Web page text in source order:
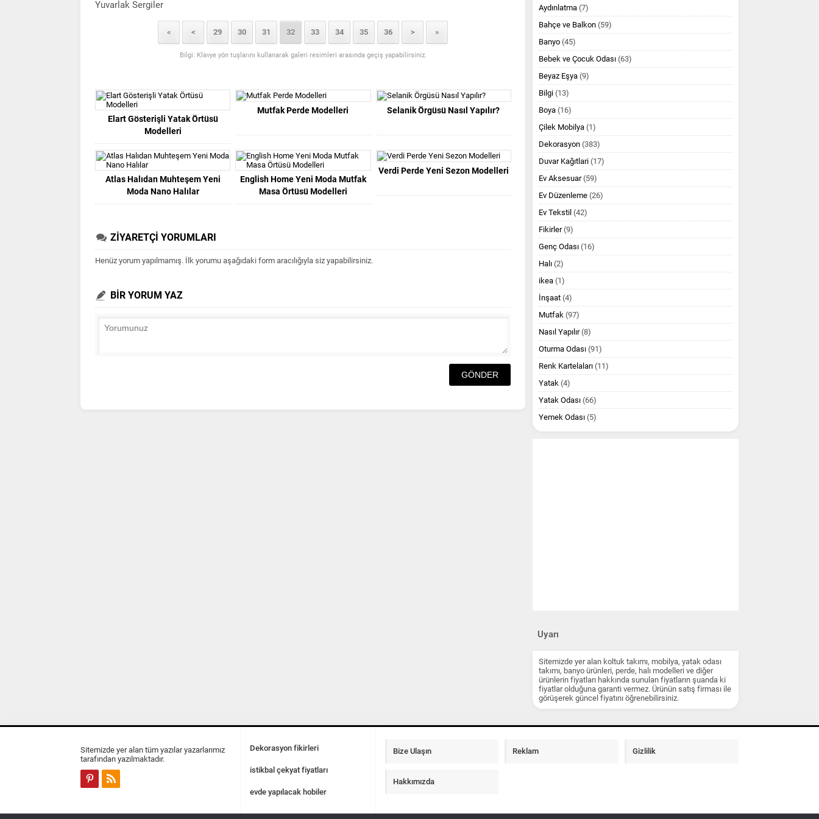
Yuvarlak Sergiler
« < 29 30 31 32 33 34 35 36 > »
Bilgi: Klavye yön tuşlarını kullanarak galeri resimleri arasında geçiş yapabilirsiniz.
Elart Gösterişli Yatak Örtüsü
Modelleri
Mutfak Perde Modelleri Selanik Örgüsü Nasıl Yapılır?
Atlas Halıdan Muhteşem Yeni
Moda Nano Halılar
English Home Yeni Moda Mutfak
Masa Örtüsü Modelleri
Verdi Perde Yeni Sezon Modelleri
ZİYARETÇİ YORUMLARI
Henüz yorum yapılmamış. İlk yorumu aşağıdaki form aracılığıyla siz yapabilirsiniz.
BİR YORUM YAZ
Aydınlatma (7)
Bahçe ve Balkon (59)
Banyo (45)
Bebek ve Çocuk Odası (63)
Beyaz Eşya (9)
Bilgi (13)
Boya (16)
Çilek Mobilya (1)
Dekorasyon (383)
Duvar Kağıtlari (17)
Ev Aksesuar(59)
Ev Düzenleme (26)
Ev Tekstil (42)
Fikirler(9)
Genç Odası (16)
Halı (2)
ikea (1)
İnşaat (4)
Mutfak (97)
Nasıl Yapılır(8)
Oturma Odası (91)
Renk Kartelaları (11)
Yatak (4)
Yatak Odası (66)
Yemek Odası (5)
Uyarı
Sitemizde yer alan koltuk takımı, mobilya, yatak odası
takımı, banyo ürünleri, perde, halı modelleri ve diğer
ürünlerin fiyatları hakkında sunulan fiyatların şuanda ki
fiyatlar olduğuna garanti vermez. Ürünün satış firması ile
görüşerek güncel fiyatını öğrenebilirsiniz.
Sitemizde yer alan tüm yazılar yazarlarımız
tarafından yazılmaktadır.
Dekorasyon fikirleri
istikbal çekyat fiyatları
evde yapılacak hobiler
Bize Ulaşın Reklam Gizlilik
Hakkımızda